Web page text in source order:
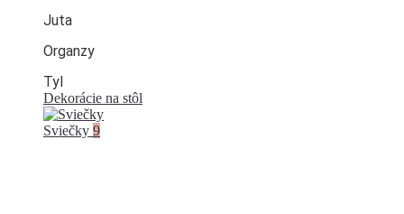
Juta
Organzy
Tyl
Dekorácie na stôl
Sviečky 9